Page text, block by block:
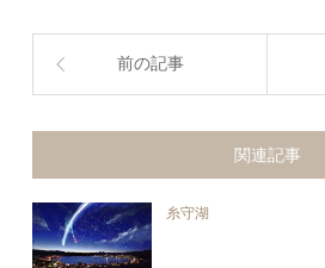
前の記事
関連記事
糸守湖